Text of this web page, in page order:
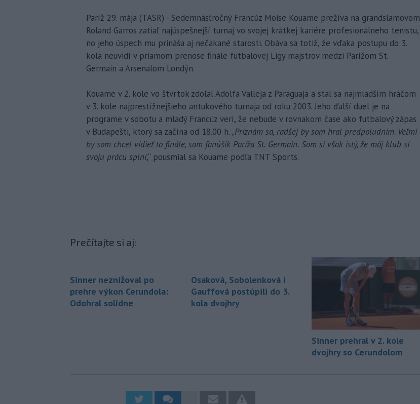
Paríž 29. mája (TASR) - Sedemnásťročný Francúz Moise Kouame prežíva na grandslamovom
Roland Garros zatiaľ najúspešnejší turnaj vo svojej krátkej kariére profesionálneho tenistu,
no jeho úspech mu prináša aj nečakané starosti. Obáva sa totiž, že vďaka postupu do 3.
kola neuvidí v priamom prenose finále futbalovej Ligy majstrov medzi Parížom St.
Germain a Arsenalom Londýn.
Kouame v 2. kole vo štvrtok zdolal Adolfa Valleja z Paraguaja a stal sa najmladším hráčom
v 3. kole najprestížnejšieho antukového turnaja od roku 2003. Jeho ďalší duel je na
programe v sobotu a mladý Francúz verí, že nebude v rovnakom čase ako futbalový zápas
v Budapešti, ktorý sa začína od 18.00 h. „Priznám sa, radšej by som hral predpoludním. Veľmi
by som chcel vidieť to finále, som fanúšik Paríža St. Germain. Som si však istý, že môj klub si
svoju prácu splní,“ pousmial sa Kouame podľa TNT Sports.
Prečítajte si aj:
Sinner neznižoval po
prehre výkon Cerundola:
Odohral solídne
Osaková, Sobolenková i
Gauffová postúpili do 3.
kola dvojhry
Sinner prehral v 2. kole
dvojhry so Cerundolom